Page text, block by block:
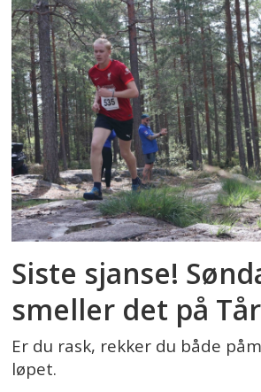
Siste sjanse!
smeller det på
Er du rask, rekker du både
løpet.